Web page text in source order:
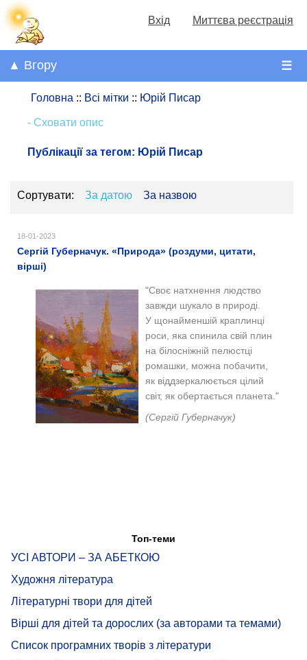
Вхід Миттєва реєстрація
☰
▲ Вгору
Головна :: Всі мітки :: Юрій Писар
- Сховати опис
Публікації за тегом: Юрій Писар
Сортувати: За датою За назвою
18-01-2023
Сергій Губерначук. «Природа» (роздуми, цитати,
вірші)
"Своє натхнення людство
завжди шукало в природі.
У щонайменшій краплинці
роси, яка спинила свій плин
на білосніжній пелюстці
ромашки, можна побачити,
як віддзеркалюється цілий
світ, як обертається планета."
(Сергій Губерначук)
Топ-теми
УСІ АВТОРИ – ЗА АБЕТКОЮ
Художня література
Літературні твори для дітей
Вірші для дітей та дорослих (за авторами та темами)
Список програмних творів з літератури